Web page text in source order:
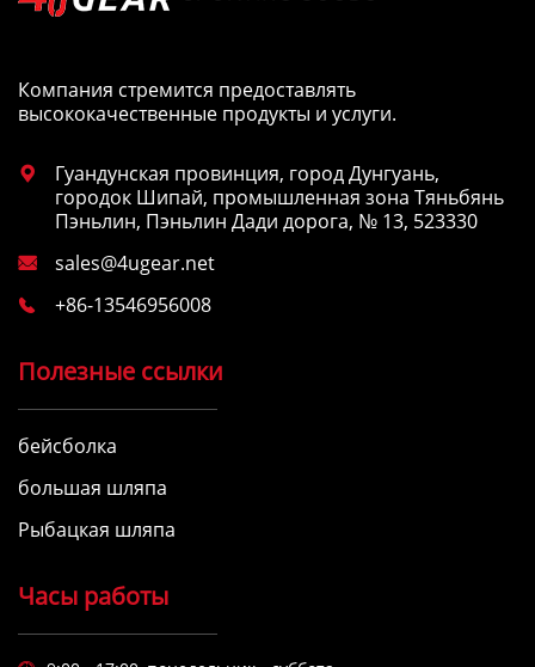
Компания стремится предоставлять
высококачественные продукты и услуги.

Гуандунская провинция, город Дунгуань,
городок Шипай, промышленная зона Тяньбянь
Пэньлин, Пэньлин Дади дорога, № 13, 523330
 sales@4ugear.net
 +86-13546956008
Полезные ссылки
бейсболка
большая шляпа
Рыбацкая шляпа
Часы работы